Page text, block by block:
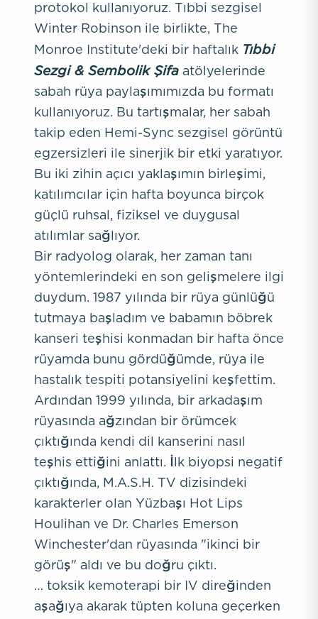
protokol kullanıyoruz. Tıbbi sezgisel
Winter Robinson ile birlikte, The
Monroe Institute'deki bir haftalık Tıbbi
Sezgi & Sembolik Şifa atölyelerinde
sabah rüya paylaşımımızda bu formatı
kullanıyoruz. Bu tartışmalar, her sabah
takip eden Hemi-Sync sezgisel görüntü
egzersizleri ile sinerjik bir etki yaratıyor.
Bu iki zihin açıcı yaklaşımın birleşimi,
katılımcılar için hafta boyunca birçok
güçlü ruhsal, fiziksel ve duygusal
atılımlar sağlıyor.
Bir radyolog olarak, her zaman tanı
yöntemlerindeki en son gelişmelere ilgi
duydum. 1987 yılında bir rüya günlüğü
tutmaya başladım ve babamın böbrek
kanseri teşhisi konmadan bir hafta önce
rüyamda bunu gördüğümde, rüya ile
hastalık tespiti potansiyelini keşfettim.
Ardından 1999 yılında, bir arkadaşım
rüyasında ağzından bir örümcek
çıktığında kendi dil kanserini nasıl
teşhis ettiğini anlattı. İlk biyopsi negatif
çıktığında, M.A.S.H. TV dizisindeki
karakterler olan Yüzbaşı Hot Lips
Houlihan ve Dr. Charles Emerson
Winchester'dan rüyasında "ikinci bir
görüş" aldı ve bu doğru çıktı.
… toksik kemoterapi bir IV direğinden
aşağıya akarak tüpten koluna geçerken